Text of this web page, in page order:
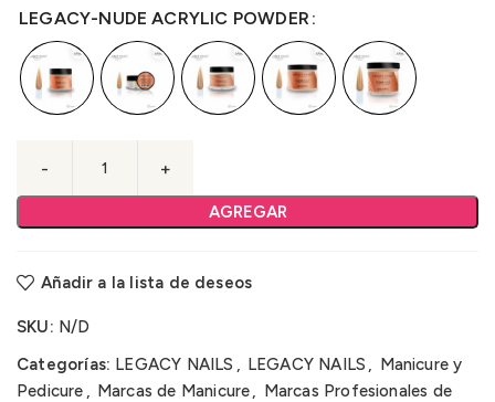
LEGACY-NUDE ACRYLIC POWDER
AGREGAR
Añadir a la lista de deseos
SKU: N/D
Categorías: LEGACY NAILS , LEGACY NAILS , Manicure y
Pedicure , Marcas de Manicure, Marcas Profesionales de